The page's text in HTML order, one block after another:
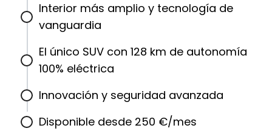
Interior más amplio y tecnología de
vanguardia
El único SUV con 128 km de autonomía
100% eléctrica
Innovación y seguridad avanzada
Disponible desde 250 €/mes